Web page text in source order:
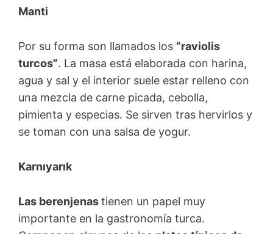
Manti
Por su forma son llamados los “raviolis
turcos”. La masa está elaborada con harina,
agua y sal y el interior suele estar relleno con
una mezcla de carne picada, cebolla,
pimienta y especias. Se sirven tras hervirlos y
se toman con una salsa de yogur.
Karnıyarık
Las berenjenastienen un papel muy
importante en la gastronomía turca.